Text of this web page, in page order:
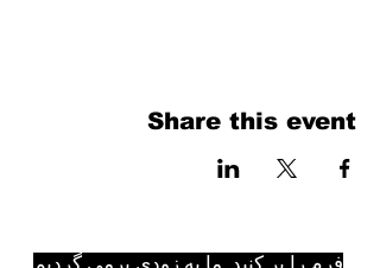
Share this event